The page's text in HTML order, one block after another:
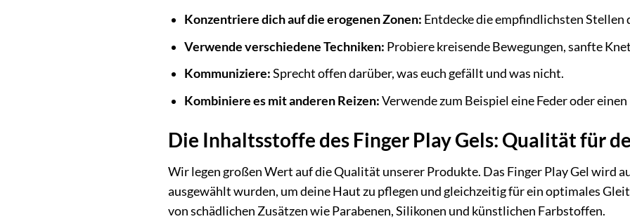
Konzentriere dich auf die erogenen Zonen: Entdecke die empfindlichsten Stellen
Verwende verschiedene Techniken: Probiere kreisende Bewegungen, sanfte
Kommuniziere:Sprecht offen darüber, was euch gefällt und was nicht.
Kombiniere es mit anderen Reizen:Verwende zum Beispiel eine Feder oder
Die Inhaltsstoffe des Finger Play Gels: Qualität für
Wir legen großen Wert auf die Qualität unserer Produkte. Das Finger Play Gel
ausgewählt wurden, um deine Haut zu pflegen und gleichzeitig für ein optimales
von schädlichen Zusätzen wie Parabenen, Silikonen und künstlichen Farbstoffen.